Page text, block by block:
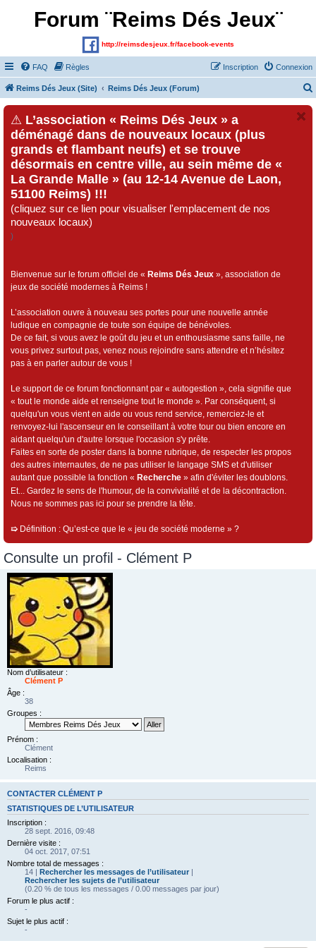
Forum ¨Reims Dés Jeux¨
http://reimsdesjeux.fr/facebook-events
FAQ Règles Connexion
Inscription
Reims Dés Jeux (Site) Reims Dés Jeux (Forum)
⚠ L’association « Reims Dés Jeux » a
déménagé dans de nouveaux locaux (plus
grands et flambant neufs) et se trouve
désormais en centre ville, au sein même de «
La Grande Malle » (au 12-14 Avenue de Laon,
51100 Reims) !!!
(cliquez sur ce lien pour visualiser l'emplacement de nos
nouveaux locaux)
)
Bienvenue sur le forum officiel de « Reims Dés Jeux », association de
jeux de société modernes à Reims !
L’association ouvre à nouveau ses portes pour une nouvelle année
ludique en compagnie de toute son équipe de bénévoles.
De ce fait, si vous avez le goût du jeu et un enthousiasme sans faille, ne
vous privez surtout pas, venez nous rejoindre sans attendre et n’hésitez
pas à en parler autour de vous !
Le support de ce forum fonctionnant par « autogestion », cela signifie que
« tout le monde aide et renseigne tout le monde ». Par conséquent, si
quelqu'un vous vient en aide ou vous rend service, remerciez-le et
renvoyez-lui l'ascenseur en le conseillant à votre tour ou bien encore en
aidant quelqu'un d'autre lorsque l'occasion s'y prête.
Faites en sorte de poster dans la bonne rubrique, de respecter les propos
des autres internautes, de ne pas utiliser le langage SMS et d'utiliser
autant que possible la fonction « Recherche » afin d'éviter les doublons.
Et... Gardez le sens de l'humour, de la convivialité et de la décontraction.
Nous ne sommes pas ici pour se prendre la tête.
➯ Définition : Qu’est-ce que le « jeu de société moderne » ?
Consulte un profil - Clément P
Nom d’utilisateur :
Clément P
Âge :
38
Groupes :
Prénom :
Clément
Localisation :
Reims
CONTACTER CLÉMENT P
STATISTIQUES DE L’UTILISATEUR
Inscription :
28 sept. 2016, 09:48
Dernière visite :
04 oct. 2017, 07:51
Nombre total de messages :
14 | Rechercher les messages de l’utilisateur |
Rechercher les sujets de l’utilisateur
(0.20 % de tous les messages / 0.00 messages par jour)
Forum le plus actif :
-
Sujet le plus actif :
-